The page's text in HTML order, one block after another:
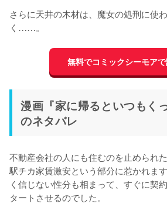
さらに天井の木材は、魔女の処刑に使
く……。
無料でコミックシーモア
漫画『家に帰るといつもく
のネタバレ
不動産会社の人にも住むのを止められ
駅チカ家賃激安という部分に惹かれま
く信じない性分も相まって、すぐに契
タートさせるのでした。